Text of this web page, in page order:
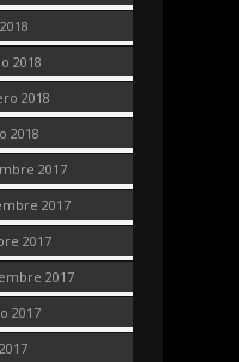
2018
2018
2018
2017
2017
2017
2017
2017